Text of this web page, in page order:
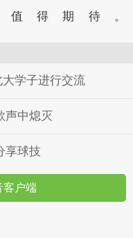
得期待。
学子进行交流
声中熄灭
享球技
客户端